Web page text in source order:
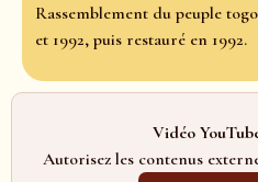
Rassemblement du peuple
et 1992, puis restauré en 1992.
Vidéo
Autorisez les contenus